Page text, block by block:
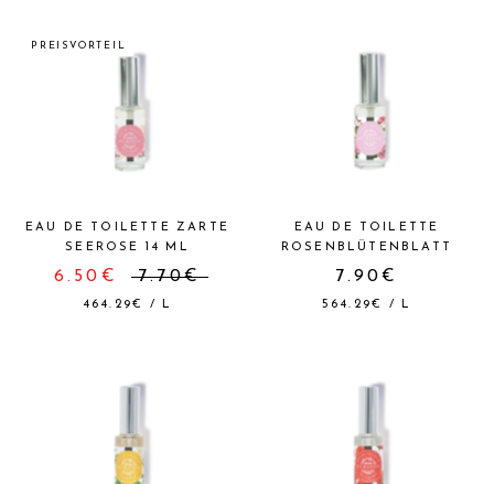
PREISVORTEIL
EAU DE TOILETTE ZARTE
SEEROSE 14 ML
6.50€ 7.70€
464.29€ / L
EAU DE TOILETTE
ROSENBLÜTENBLATT
7.90€
564.29€ / L